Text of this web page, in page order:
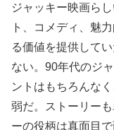
ジャッキー映画ら
ト、コメディ、魅
る価値を提供して
ない。90年代のジ
ントはもちろんな
弱だ。ストーリー
ーの役柄は真面目